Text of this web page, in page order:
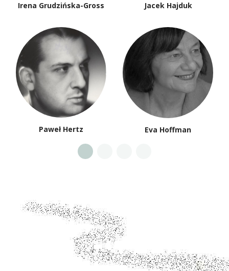
Irena Grudzińska-Gross Jacek Hajduk
Paweł Hertz Eva Hoffman